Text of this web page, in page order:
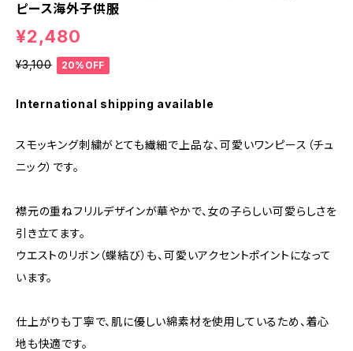
ピース海外子供服
¥2,480
¥3,100 20%OFF
International shipping available
スモッキング刺繍がとても繊細で上品な、可愛いワンピース（チュ
ニック）です。
襟元の重ねフリルデザインが華やかで、女の子らしい可愛らしさを
引き立てます。
ウエストのリボン（蝶結び）も、可愛いアクセントポイントになって
います。
仕上がりも丁寧で、肌に優しい綿素材を使用しているため、着心
地も快適です。